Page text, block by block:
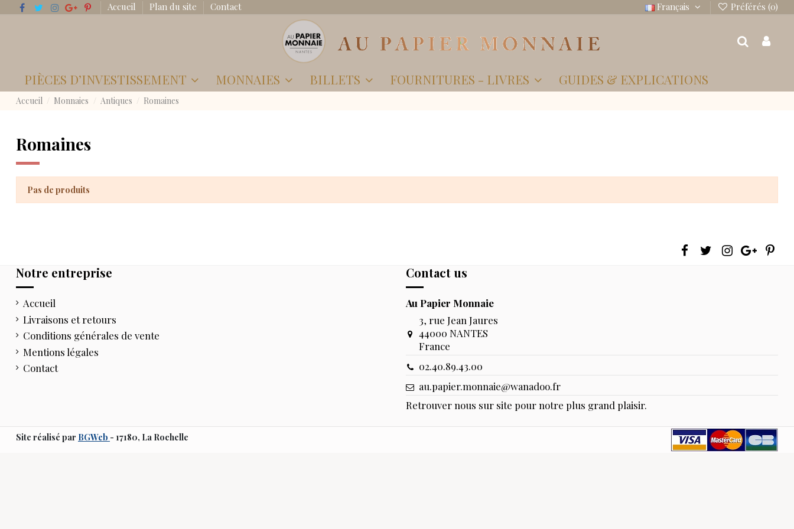
Accueil Plan du site Contact Français Préférés (0)
PIÈCES D’INVESTISSEMENT MONNAIES BILLETS FOURNITURES - LIVRES GUIDES & EXPLICATIONS
Accueil Monnaies Antiques Romaines
Romaines
Pas de produits
Notre entreprise
Accueil
Livraisons et retours
Conditions générales de vente
Mentions légales
Contact
Contact us
Au Papier Monnaie
3, rue Jean Jaures
44000 NANTES
France
02.40.89.43.00
au.papier.monnaie@wanadoo.fr
Retrouver nous sur site pour notre plus grand plaisir.
Site réalisé par BGWeb - 17180, La Rochelle